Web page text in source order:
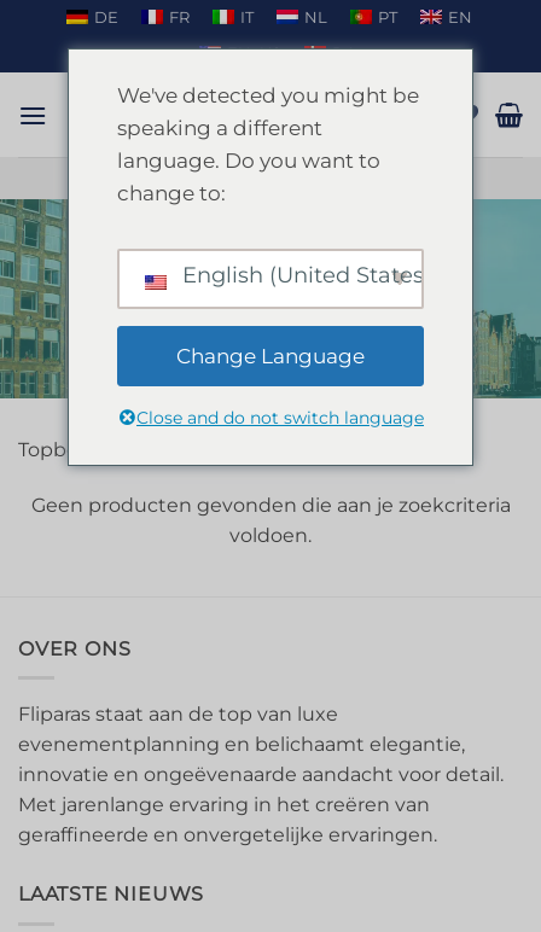
inhoud
DE FR IT NL PT
EN
EN_US
DA
PRATEN OP WHATSAPP
HOME / AMSTERDAM
FILTER
Topbestemming Amsterdam
Geen producten gevonden die aan je zoekcriteria
voldoen.
OVER ONS
Fliparas staat aan de top van luxe
evenementplanning en belichaamt elegantie,
innovatie en ongeëvenaarde aandacht voor detail.
Met jarenlange ervaring in het creëren van
geraffineerde en onvergetelijke ervaringen.
LAATSTE NIEUWS
We've detected you might be
speaking a different
language. Do you want to
change to:
English (United States)
Change Language
Close and do not switch language